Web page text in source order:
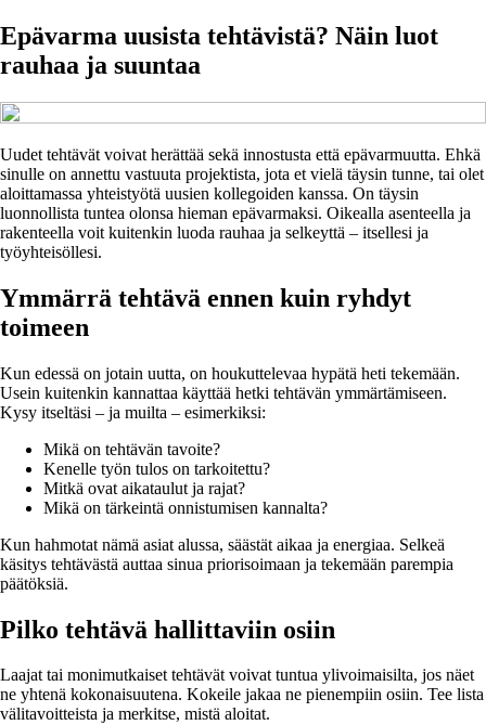
Epävarma uusista tehtävistä? Näin luot
rauhaa ja suuntaa
Uudet tehtävät voivat herättää sekä innostusta että epävarmuutta. Ehkä
sinulle on annettu vastuuta projektista, jota et vielä täysin tunne, tai olet
aloittamassa yhteistyötä uusien kollegoiden kanssa. On täysin
luonnollista tuntea olonsa hieman epävarmaksi. Oikealla asenteella ja
rakenteella voit kuitenkin luoda rauhaa ja selkeyttä – itsellesi ja
työyhteisöllesi.
Ymmärrä tehtävä ennen kuin ryhdyt
toimeen
Kun edessä on jotain uutta, on houkuttelevaa hypätä heti tekemään.
Usein kuitenkin kannattaa käyttää hetki tehtävän ymmärtämiseen.
Kysy itseltäsi – ja muilta – esimerkiksi:
Mikä on tehtävän tavoite?
Kenelle työn tulos on tarkoitettu?
Mitkä ovat aikataulut ja rajat?
Mikä on tärkeintä onnistumisen kannalta?
Kun hahmotat nämä asiat alussa, säästät aikaa ja energiaa. Selkeä
käsitys tehtävästä auttaa sinua priorisoimaan ja tekemään parempia
päätöksiä.
Pilko tehtävä hallittaviin osiin
Laajat tai monimutkaiset tehtävät voivat tuntua ylivoimaisilta, jos näet
ne yhtenä kokonaisuutena. Kokeile jakaa ne pienempiin osiin. Tee lista
välitavoitteista ja merkitse, mistä aloitat.